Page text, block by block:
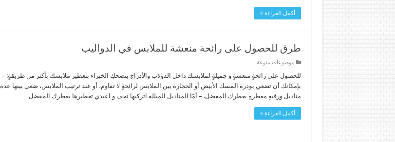
أكمل القراءة »
طرق للحصول على رائحة منعشة للملابس في الدواليب
موضوعات منوعة
للحصول على رائحةٍ منعشةٍ و جميلةٍ لملابسك داخل الدولاب والأدراج ينصحكِ الخبراء بتعطير ملابسك بأكثر من طريقةٍ: –
بإمكانك أن تضعي بودرة المسك الأبيض أو الحجارة بين الملابس لرائحةٍ لا تقاوم، أو عند ترتيب الملابس، ضعي بينها عدة
مناديل ورقيةٍ معطرةٍ بعطرك المفضل. – أمّا المناديل المبللة اتركيها تجف و اعيدي تعطيرها بعطرك المفضل …
أكمل القراءة »